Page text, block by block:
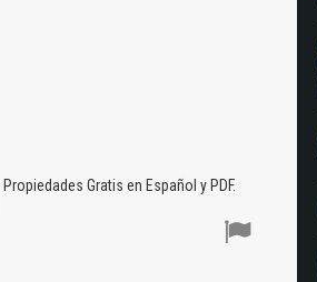
Gratis en Español y PDF.